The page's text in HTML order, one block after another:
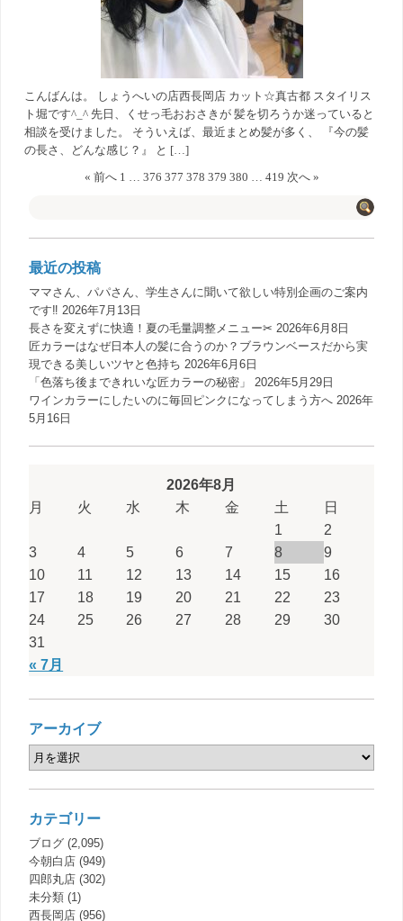
こんばんは。 しょうへいの店西長岡店 カット☆真古都 スタイリス
ト堀です^_^ 先日、くせっ毛おおさきが 髪を切ろうか迷っていると
相談を受けました。 そういえば、最近まとめ髪が多く、 『今の髪
の長さ、どんな感じ？』 と […]
« 前へ 1 … 376 377 378 379 380 … 419 次へ »
最近の投稿
ママさん、パパさん、学生さんに聞いて欲しい特別企画のご案内
です‼️ 2026年7月13日
長さを変えずに快適！夏の毛量調整メニュー✂︎ 2026年6月8日
匠カラーはなぜ日本人の髪に合うのか？ブラウンベースだから実
現できる美しいツヤと色持ち 2026年6月6日
「色落ち後まできれいな匠カラーの秘密」
2026年5月29日
ワインカラーにしたいのに毎回ピンクになってしまう方へ 2026年
5月16日
2026年8月
月
火 水 木 金 土 日
« 7月
1
2
3
4 5 6 7 8
9
10
11 12 13 14 15
16
17
18 19 20 21 22
23
24
25 26 27 28 29
30
31
アーカイブ
カテゴリー
ブログ (2,095)
今朝白店 (949)
四郎丸店 (302)
未分類 (1)
西長岡店 (956)